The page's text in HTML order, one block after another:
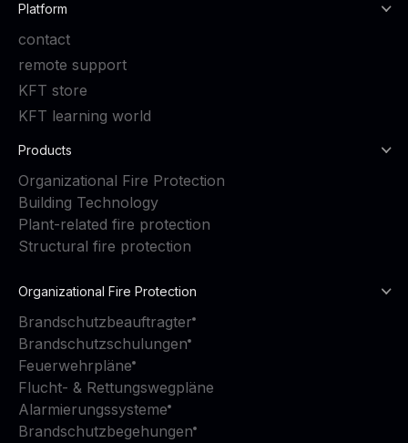
Platform
contact
remote support
KFT store
KFT learning world
Products
Organizational Fire Protection
Building Technology
Plant-related fire protection
Structural fire protection
Organizational Fire Protection
Brandschutzbeauftragter
Brandschutzschulungen
Feuerwehrpläne
Flucht- & Rettungswegpläne
Alarmierungssysteme
Brandschutzbegehungen